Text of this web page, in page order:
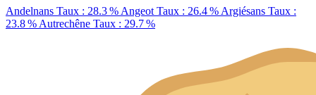
Andelnans Taux : 28.3 % Angeot Taux : 26.4 % Argiésans Taux :
23.8 % Autrechêne Taux : 29.7 %